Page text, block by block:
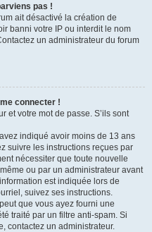
pas !
ait désactivé la création de
banni votre IP ou interdit le nom
un administrateur du forum
connecter !
et votre mot de passe. S’ils sont
indiqué avoir moins de 13 ans
suivre les instructions reçues par
nécessiter que toute nouvelle
ou par un administrateur avant
est indiquée lors de
suivez ses instructions.
que vous ayez fourni une
traité par un filtre anti-spam. Si
contactez un administrateur.